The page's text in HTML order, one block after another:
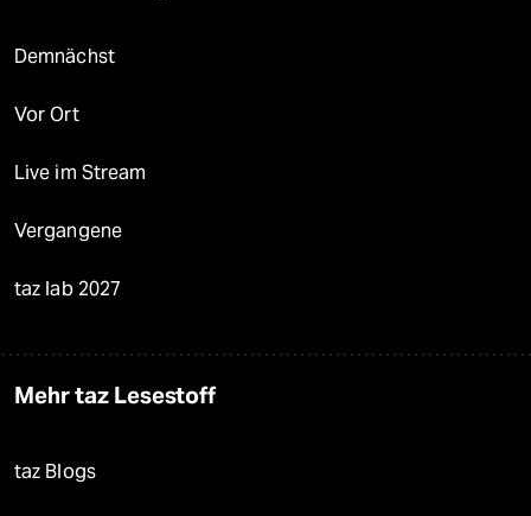
Demnächst
Vor Ort
Live im Stream
Vergangene
taz lab 2027
Mehr taz Lesestoff
taz Blogs